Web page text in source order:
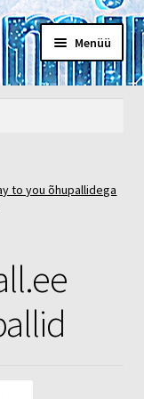
Menüü
to you õhupallidega